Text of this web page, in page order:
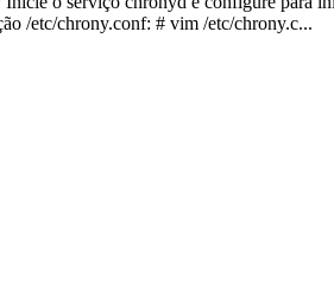
/etc/chrony.conf: # vim /etc/chrony.c...